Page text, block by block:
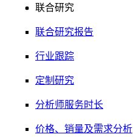
联合研究
联合研究报告
行业跟踪
定制研究
分析师服务时长
价格、销量及需求分析